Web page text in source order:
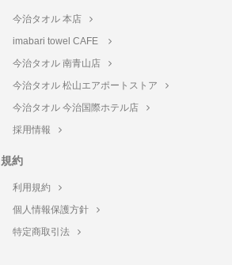
今治タオル 本店
imabari towel CAFE
今治タオル 南青山店
今治タオル 松山エアポートストア
今治タオル 今治国際ホテル店
採用情報
規約
利用規約
個人情報保護方針
特定商取引法